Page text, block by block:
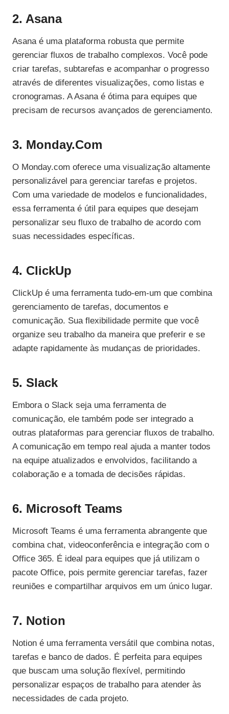
2. Asana
Asana é uma plataforma robusta que permite
gerenciar fluxos de trabalho complexos. Você pode
criar tarefas, subtarefas e acompanhar o progresso
através de diferentes visualizações, como listas e
cronogramas. A Asana é ótima para equipes que
precisam de recursos avançados de gerenciamento.
3. Monday.com
O Monday.com oferece uma visualização altamente
personalizável para gerenciar tarefas e projetos.
Com uma variedade de modelos e funcionalidades,
essa ferramenta é útil para equipes que desejam
personalizar seu fluxo de trabalho de acordo com
suas necessidades específicas.
4. ClickUp
ClickUp é uma ferramenta tudo-em-um que combina
gerenciamento de tarefas, documentos e
comunicação. Sua flexibilidade permite que você
organize seu trabalho da maneira que preferir e se
adapte rapidamente às mudanças de prioridades.
5. Slack
Embora o Slack seja uma ferramenta de
comunicação, ele também pode ser integrado a
outras plataformas para gerenciar fluxos de trabalho.
A comunicação em tempo real ajuda a manter todos
na equipe atualizados e envolvidos, facilitando a
colaboração e a tomada de decisões rápidas.
6. Microsoft Teams
Microsoft Teams é uma ferramenta abrangente que
combina chat, videoconferência e integração com o
Office 365. É ideal para equipes que já utilizam o
pacote Office, pois permite gerenciar tarefas, fazer
reuniões e compartilhar arquivos em um único lugar.
7. Notion
Notion é uma ferramenta versátil que combina notas,
tarefas e banco de dados. É perfeita para equipes
que buscam uma solução flexível, permitindo
personalizar espaços de trabalho para atender às
necessidades de cada projeto.